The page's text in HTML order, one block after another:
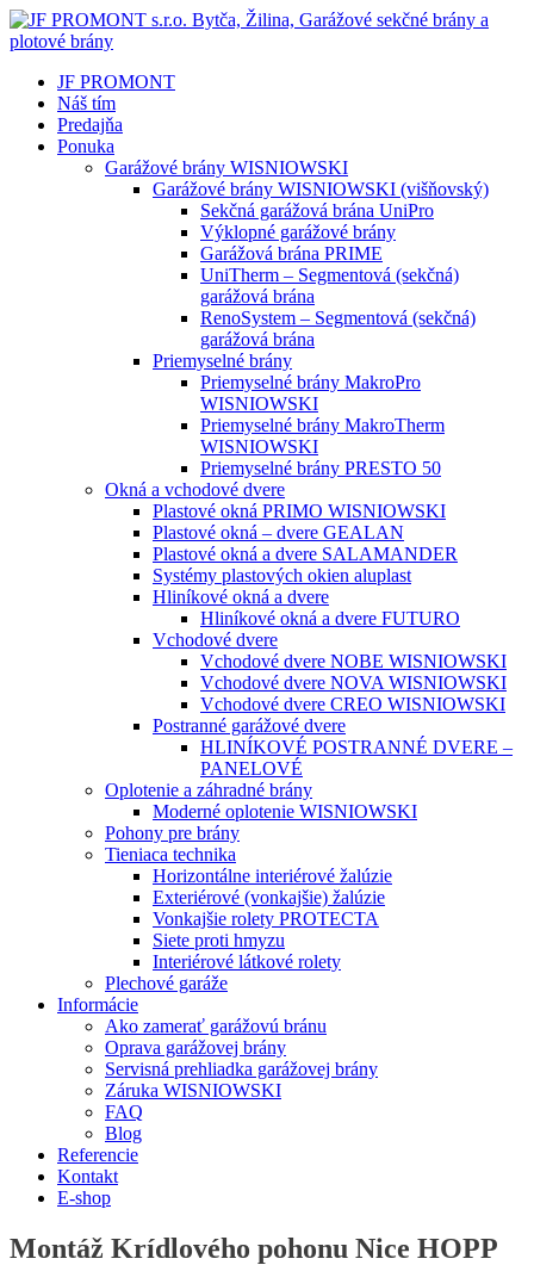
JF PROMONT
Náš tím
Predajňa
Ponuka
Garážové brány WISNIOWSKI
Garážové brány WISNIOWSKI (višňovský)
Sekčná garážová brána UniPro
Výklopné garážové brány
Garážová brána PRIME
UniTherm – Segmentová (sekčná)
garážová brána
RenoSystem – Segmentová (sekčná)
garážová brána
Priemyselné brány
Priemyselné brány MakroPro
WISNIOWSKI
Priemyselné brány MakroTherm
WISNIOWSKI
Priemyselné brány PRESTO 50
Okná a vchodové dvere
Plastové okná PRIMO WISNIOWSKI
Plastové okná – dvere GEALAN
Plastové okná a dvere SALAMANDER
Systémy plastových okien aluplast
Hliníkové okná a dvere
Hliníkové okná a dvere FUTURO
Vchodové dvere
Vchodové dvere NOBE WISNIOWSKI
Vchodové dvere NOVA WISNIOWSKI
Vchodové dvere CREO WISNIOWSKI
Postranné garážové dvere
HLINÍKOVÉ POSTRANNÉ DVERE –
PANELOVÉ
Oplotenie a záhradné brány
Moderné oplotenie WISNIOWSKI
Pohony pre brány
Tieniaca technika
Horizontálne interiérové žalúzie
Exteriérové (vonkajšie) žalúzie
Vonkajšie rolety PROTECTA
Siete proti hmyzu
Interiérové látkové rolety
Plechové garáže
Informácie
Ako zamerať garážovú bránu
Oprava garážovej brány
Servisná prehliadka garážovej brány
Záruka WISNIOWSKI
FAQ
Blog
Referencie
Kontakt
E-shop
Montáž Krídlového pohonu Nice HOPP